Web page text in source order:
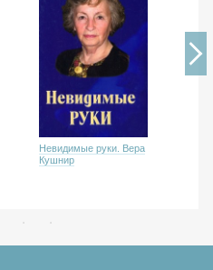
Невидимые руки. Вера
Кушнир